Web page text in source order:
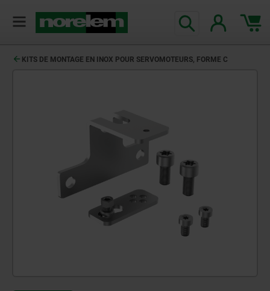
KITS DE MONTAGE EN INOX POUR SERVOMOTEURS, FORME C